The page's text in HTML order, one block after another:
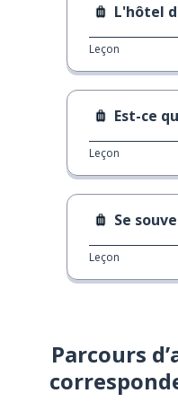
L'hôtel
Leçon
Est-ce que le
Leçon
Se
Leçon
Parcours